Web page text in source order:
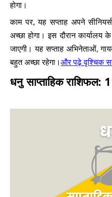
होगा।
काम पर, यह सप्ताह अपने
अच्छा होगा। इस दौरान
जाएगी। यह सप्ताह अभिनेताओं,
बहुत अच्छा रहेगा। और पढ़े वृश्चिक
धनु साप्ताहिक राशिफल: